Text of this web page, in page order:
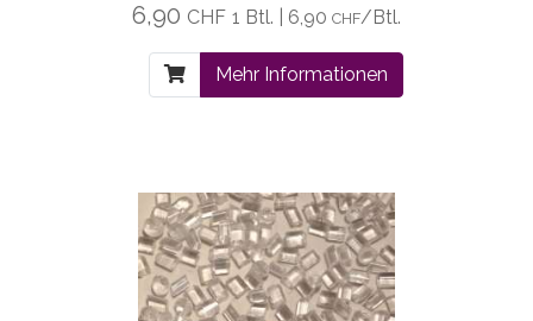
6,90 CHF 1 Btl. | 6,90 CHF/Btl.
Mehr Informationen